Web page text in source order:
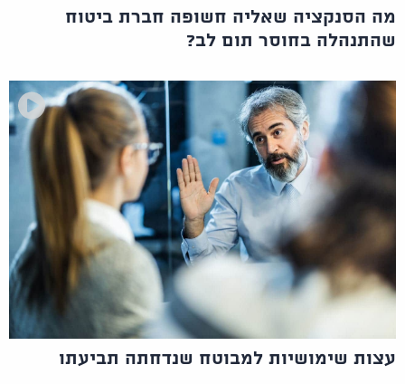
מה הסנקציה שאליה חשופה חברת ביטוח
שהתנהלה בחוסר תום לב?
עצות שימושיות למבוטח שנדחתה תביעתו